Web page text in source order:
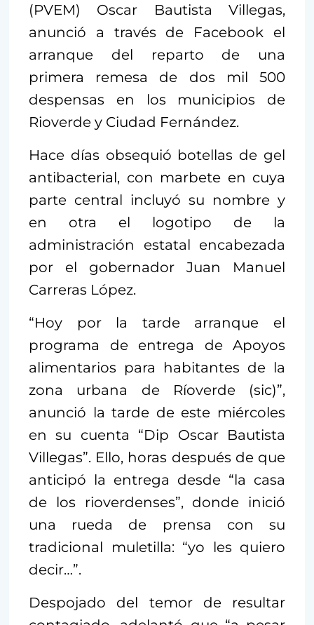
(PVEM) Oscar Bautista Villegas,
anunció a través de Facebook el
arranque del reparto de una
primera remesa de dos mil 500
despensas en los municipios de
Rioverde y Ciudad Fernández.
Hace días obsequió botellas de gel
antibacterial, con marbete en cuya
parte central incluyó su nombre y
en otra el logotipo de la
administración estatal encabezada
por el gobernador Juan Manuel
Carreras López.
“Hoy por la tarde arranque el
programa de entrega de Apoyos
alimentarios para habitantes de la
zona urbana de Ríoverde (sic)”,
anunció la tarde de este miércoles
en su cuenta “Dip Oscar Bautista
Villegas”. Ello, horas después de que
anticipó la entrega desde “la casa
de los rioverdenses”, donde inició
una rueda de prensa con su
tradicional muletilla: “yo les quiero
decir…”.
Despojado del temor de resultar